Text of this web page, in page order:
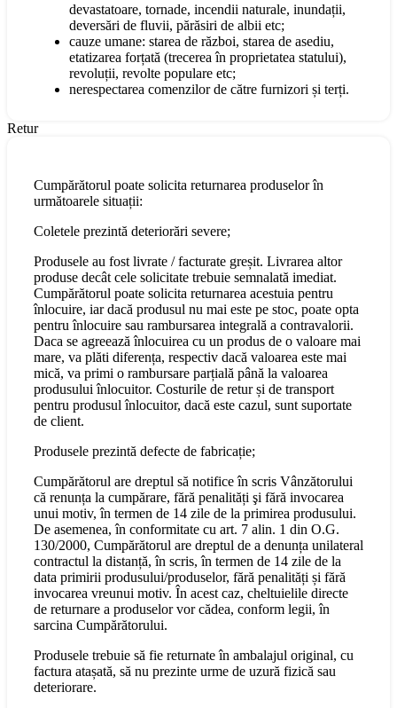
devastatoare, tornade, incendii naturale, inundații,
deversări de fluvii, părăsiri de albii etc;
cauze umane: starea de război, starea de asediu,
etatizarea forțată (trecerea în proprietatea statului),
revoluții, revolte populare etc;
nerespectarea comenzilor de către furnizori și terți.
Retur
Cumpărătorul poate solicita returnarea produselor în
următoarele situații:
Coletele prezintă deteriorări severe;
Produsele au fost livrate / facturate greșit. Livrarea altor
produse decât cele solicitate trebuie semnalată imediat.
Cumpărătorul poate solicita returnarea acestuia pentru
înlocuire, iar dacă produsul nu mai este pe stoc, poate opta
pentru înlocuire sau rambursarea integrală a contravalorii.
Daca se agreează înlocuirea cu un produs de o valoare mai
mare, va plăti diferența, respectiv dacă valoarea este mai
mică, va primi o rambursare parțială până la valoarea
produsului înlocuitor. Costurile de retur și de transport
pentru produsul înlocuitor, dacă este cazul, sunt suportate
de client.
Produsele prezintă defecte de fabricație;
Cumpărătorul are dreptul să notifice în scris Vânzătorului
că renunța la cumpărare, fără penalități şi fără invocarea
unui motiv, în termen de 14 zile de la primirea produsului.
De asemenea, în conformitate cu art. 7 alin. 1 din O.G.
130/2000, Cumpărătorul are dreptul de a denunța unilateral
contractul la distanță, în scris, în termen de 14 zile de la
data primirii produsului/produselor, fără penalități și fără
invocarea vreunui motiv. În acest caz, cheltuielile directe
de returnare a produselor vor cădea, conform legii, în
sarcina Cumpărătorului.
Produsele trebuie să fie returnate în ambalajul original, cu
factura atașată, să nu prezinte urme de uzură fizică sau
deteriorare.